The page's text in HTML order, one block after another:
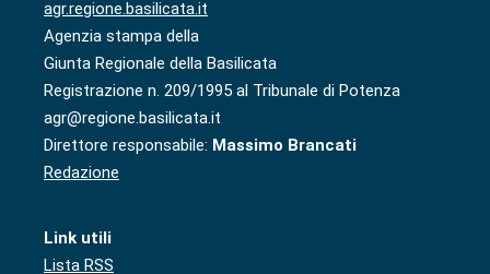
agr.regione.basilicata.it
Agenzia stampa della
Giunta Regionale della Basilicata
Registrazione n. 209/1995 al Tribunale di Potenza
agr@regione.basilicata.it
Direttore responsabile: Massimo Brancati
Redazione
Link utili
Lista RSS